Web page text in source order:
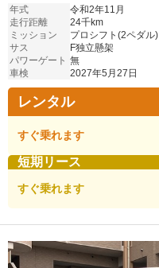
年式
令和2年11月
走行距離
24千km
ミッション
プロシフト(2ペダル)
サス
F独立懸架
パワーゲート 無
車検
2027年5月27日
レンタル
すぐ乗れます
短期リース
すぐ乗れます